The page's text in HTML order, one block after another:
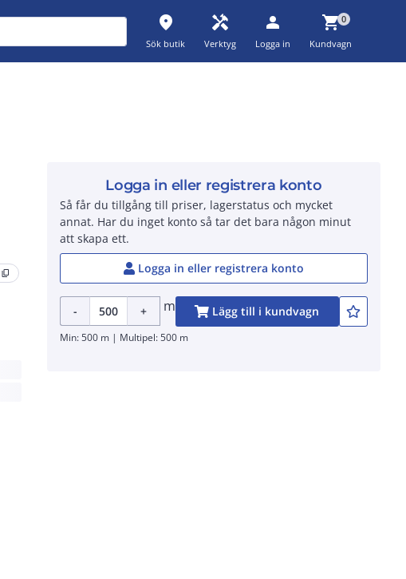
place
Sök butik
handyman
Verktyg
person
Logga in
shopping_cart0
Kundvagn
content_copy
Logga in eller registrera konto
Så får du tillgång till priser, lagerstatus och mycket
annat. Har du inget konto så tar det bara någon minut
att skapa ett.
Logga in eller registrera konto
- + m Lägg till i kundvagn
Min: 500 m | Multipel: 500 m